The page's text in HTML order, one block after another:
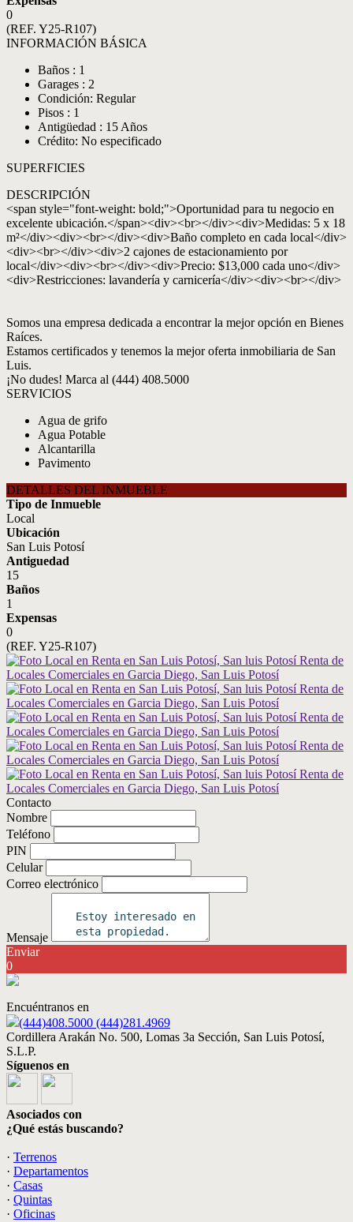
0
(REF. Y25-R107)
INFORMACIÓN BÁSICA
Baños : 1
Garages : 2
Condición: Regular
Pisos : 1
Antigüedad : 15 Años
Crédito: No especificado
SUPERFICIES
DESCRIPCIÓN
<span style="font-weight: bold;">Oportunidad para tu negocio en
excelente ubicación.</span><div><br></div><div>Medidas: 5 x 18
m²</div><div><br></div><div>Baño completo en cada local</div>
<div><br></div><div>2 cajones de estacionamiento por
local</div><div><br></div><div>Precio: $13,000 cada uno</div>
<div>Restricciones: lavandería y carnicería</div><div><br></div>
Somos una empresa dedicada a encontrar la mejor opción en Bienes
Raíces.
Estamos certificados y tenemos la mejor oferta inmobiliaria de San
Luis.
¡No dudes! Marca al (444) 408.5000
SERVICIOS
Agua de grifo
Agua Potable
Alcantarilla
Pavimento
DETALLES DEL INMUEBLE
Tipo de Inmueble
Local
Ubicación
San Luis Potosí
Antiguedad
15
Baños
1
Expensas
0
(REF. Y25-R107)
Contacto
Nombre
Teléfono
PIN
Celular
Correo electrónico
Mensaje
Enviar
0
Encuéntranos en
(444)408.5000 (444)281.4969
Cordillera Arakán No. 500, Lomas 3a Sección, San Luis Potosí,
S.L.P.
Síguenos en
Asociados con
¿Qué estás buscando?
· Terrenos
· Departamentos
· Casas
· Quintas
· Oficinas